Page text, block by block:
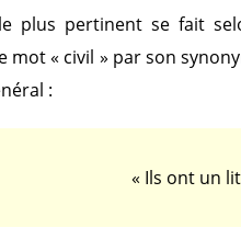
plus pertinent se fait
mot« civil » par son
:
« Ils ont un